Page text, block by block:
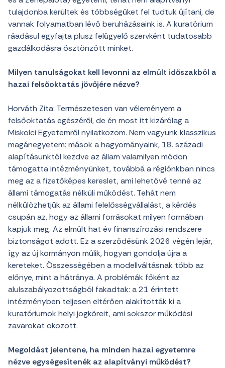
tulajdonba kerültek és többségüket fel tudtuk újítani, de
vannak folyamatban lévő beruházásaink is. A kuratórium
ráadásul egyfajta plusz felügyelő szervként tudatosabb
gazdálkodásra ösztönzött minket.
Milyen tanulságokat kell levonni az elmúlt időszakból a
hazai felsőoktatás jövőjére nézve?
Horváth Zita: Természetesen van véleményem a
felsőoktatás egészéről, de én most itt kizárólag a
Miskolci Egyetemről nyilatkozom. Nem vagyunk klasszikus
magánegyetem: mások a hagyományaink, 18. századi
alapításunktól kezdve az állam valamilyen módon
támogatta intézményünket, továbbá a régiónkban nincs
meg az a fizetőképes kereslet, ami lehetővé tenné az
állami támogatás nélküli működést. Tehát nem
nélkülözhetjük az állami felelősségvállalást, a kérdés
csupán az, hogy az állami forrásokat milyen formában
kapjuk meg. Az elmúlt hat év finanszírozási rendszere
biztonságot adott. Ez a szerződésünk 2026 végén lejár,
így az új kormányon múlik, hogyan gondolja újra a
kereteket. Összességében a modellváltásnak több az
előnye, mint a hátránya. A problémák főként az
alulszabályozottságból fakadtak: a 21 érintett
intézményben teljesen eltérően alakították ki a
kuratóriumok helyi jogköreit, ami sokszor működési
zavarokat okozott.
Megoldást jelentene, ha minden hazai egyetemre
nézve egységesítenék az alapítványi működést?